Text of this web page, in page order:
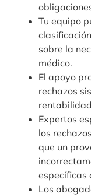
Tu equipo
sobre la
médico.
El apoyo
rechazos
Expertos
los
que un
específicas
Los